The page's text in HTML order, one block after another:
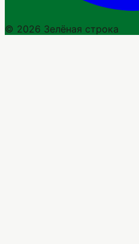
© 2026 Зелёная строка